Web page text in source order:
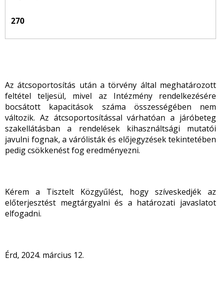
270
Az átcsoportosítás után a törvény által meghatározott
feltétel teljesül, mivel az Intézmény rendelkezésére
bocsátott kapacitások száma összességében nem
változik. Az átcsoportosítással várhatóan a járóbeteg
szakellátásban a rendelések kihasználtsági mutatói
javulni fognak, a várólisták és előjegyzések tekintetében
pedig csökkenést fog eredményezni.
Kérem a Tisztelt Közgyűlést, hogy szíveskedjék az
előterjesztést megtárgyalni és a határozati javaslatot
elfogadni.
Érd, 2024. március 12.